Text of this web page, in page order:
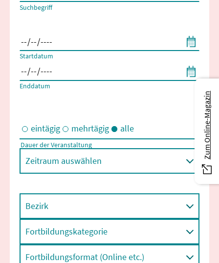
Es erscheinen Suchvorschläge, wenn mindestens 2 Zeichen
Suchbegriff
Startdatum
Enddatum
Eintägige und/oder mehrtägige Veranstaltungen
eintägig mehrtägig alle
Dauer der Veranstaltung
Zeitraum auswählen
Bezirk
Fortbildungskategorie
Fortbildungsformat (Online etc.)
Zum Online-Magazin